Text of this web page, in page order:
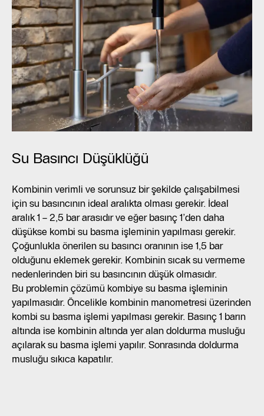
Su Basıncı Düşüklüğü
Kombinin verimli ve sorunsuz bir şekilde çalışabilmesi
için su basıncının ideal aralıkta olması gerekir. İdeal
aralık 1 – 2,5 bar arasıdır ve eğer basınç 1’den daha
düşükse kombi su basma işleminin yapılması gerekir.
Çoğunlukla önerilen su basıncı oranının ise 1,5 bar
olduğunu eklemek gerekir. Kombinin sıcak su vermeme
nedenlerinden biri su basıncının düşük olmasıdır.
Bu problemin çözümü kombiye su basma işleminin
yapılmasıdır. Öncelikle kombinin manometresi üzerinden
kombi su basma işlemi yapılması gerekir. Basınç 1 barın
altında ise kombinin altında yer alan doldurma musluğu
açılarak su basma işlemi yapılır. Sonrasında doldurma
musluğu sıkıca kapatılır.